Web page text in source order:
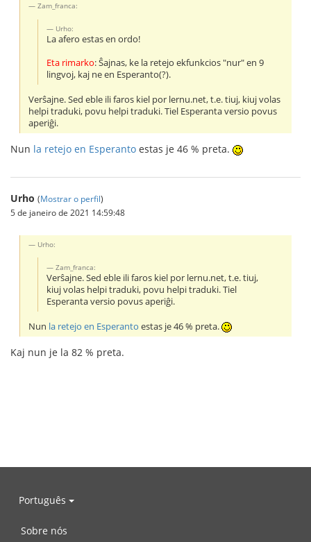
Zam_franca:
Urho:
La afero estas en ordo!
Eta rimarko: Ŝajnas, ke la retejo ekfunkcios "nur" en 9
lingvoj, kaj ne en Esperanto(?).
Verŝajne. Sed eble ili faros kiel por lernu.net, t.e. tiuj, kiuj volas
helpi traduki, povu helpi traduki. Tiel Esperanta versio povus
aperiĝi.
Nun la retejo en Esperanto estas je 46 % preta.
Urho (Mostrar o perfil)
5 de janeiro de 2021 14:59:48
Urho:
Zam_franca:
Verŝajne. Sed eble ili faros kiel por lernu.net, t.e. tiuj,
kiuj volas helpi traduki, povu helpi traduki. Tiel
Esperanta versio povus aperiĝi.
Nun la retejo en Esperanto estas je 46 % preta.
Kaj nun je la 82 % preta.
Português
Sobre nós